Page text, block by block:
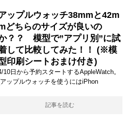
ップルウォッチ38mmと42m
どちらのサイズが良いの
？？ 模型で”アプリ別”に試
して比較してみた！！ (※模
印刷シートおまけ付き)
10日から予約スタートするAppleWatch。
ップルウォッチを使うにはiPhon
記事を読む